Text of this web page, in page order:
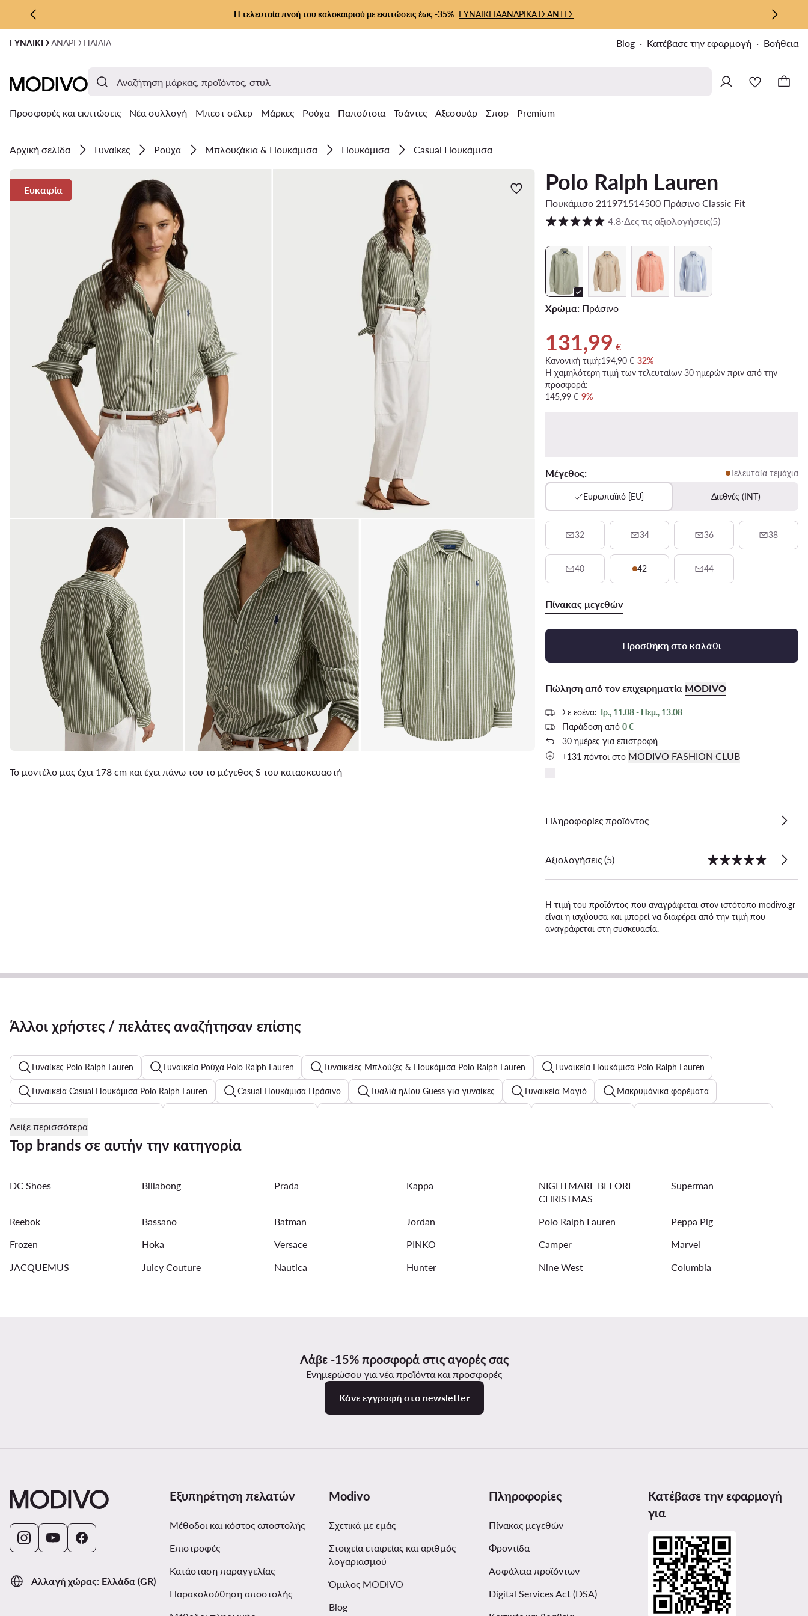
ΜΕΤΆΒΑΣΗ ΣΤΟ ΚΎΡΙΟ ΠΕΡΙΕΧΌΜΕΝΟ
ΜΕΤΆΒΑΣΗ ΣΤΗΝ ΑΝΑΖΉΤΗΣΗ
Η τελευταία πνοή του καλοκαιριού με εκπτώσεις έως -35% ΓΥΝΑΙΚΕΙΑΑΝΔΡΙΚΑΤΣΑΝΤΕΣ
ΓΥΝΑΊΚΕΣΑΝΔΡΕΣΠΑΙΔΙΑ Blog Κατέβασε την εφαρμογή Βοήθεια
Προσφορές και εκπτώσεις Νέα συλλογή Μπεστ σέλερ Μάρκες Ρούχα Παπούτσια Τσάντες Αξεσουάρ Σπορ Premium
Αρχική σελίδα Γυναίκες Ρούχα Μπλουζάκια & Πουκάμισα Πουκάμισα Casual Πουκάμισα
Το μοντέλο μας έχει 178 cm και έχει πάνω του το μέγεθος S του κατασκευαστή
Ευκαιρία Polo Ralph Lauren
Πουκάμισο 211971514500 Πράσινο Classic Fit
Βαθμολογία πελατών σε κλίμακα 1 έως 5
4.8⋅Δες τις αξιολογήσεις(5)
Χρώμα:Πράσινο
Τρέχουσα τιμή 131,99 €
131,99 €
Κανονική τιμή:194,90 €-32%
Η χαμηλότερη τιμή των τελευταίων 30 ημερών πριν από την
προσφορά:
145,99 €-9%
Μέγεθος: Τελευταία τεμάχια
Ευρωπαϊκό [EU] Διεθνές (INT)
32 34 36 38
40 42 44
Πίνακας μεγεθών
Προσθήκη στο καλάθι
Πώληση από τον επιχειρηματία MODIVO
Σε εσένα: Τρ., 11.08 - Πεμ., 13.08
Παράδοση από 0 €
30 ημέρες για επιστροφή
+131 πόντοι στο MODIVO FASHION CLUB
Πληροφορίες προϊόντος
Αξιολογήσεις (5)
Η τιμή του προϊόντος που αναγράφεται στον ιστότοπο modivo.gr
είναι η ισχύουσα και μπορεί να διαφέρει από την τιμή που
αναγράφεται στη συσκευασία.
Άλλοι χρήστες / πελάτες αναζήτησαν επίσης
Γυναίκες Polo Ralph Lauren Γυναικεία Ρούχα Polo Ralph Lauren Γυναικείες Μπλούζες & Πουκάμισα Polo Ralph Lauren Γυναικεία Πουκάμισα Polo Ralph Lauren
Γυναικεία Casual Πουκάμισα Polo Ralph Lauren Casual Πουκάμισα Πράσινο Γυαλιά ηλίου Guess για γυναίκες Γυναικεία Μαγιό Μακρυμάνικα φορέματα
Γυναικεία Καπέλα Snapback
Μπουφάν Calvin Klein για γυναίκες Ανδρικά Τζιν Slim Fit Calvin Klein Jeans Γυναικεία σορτς ποδηλασίας Γυναικεία Αθλητικά Σακίδια Πλάτης Reebok
Δείξε περισσότερα
Top brands σε αυτήν την κατηγορία
DC Shoes Billabong Prada Kappa
NIGHTMARE BEFORE
CHRISTMAS
Superman
Reebok Bassano Batman Jordan Polo Ralph Lauren
Peppa Pig
Frozen
Hoka Versace PINKO Camper
Marvel
JACQUEMUS
Juicy Couture Nautica Hunter Nine West Columbia
Λάβε -15% προσφορά στις αγορές σας
Ενημερώσου για νέα προϊόντα και προσφορές
Κάνε εγγραφή στο newsletter
Αλλαγή χώρας: Ελλάδα (GR)
Εξυπηρέτηση πελατών
Μέθοδοι και κόστος αποστολής
Επιστροφές
Κατάσταση παραγγελίας
Παρακολούθηση αποστολής
Modivo
Σχετικά με εμάς
Στοιχεία εταιρείας και αριθμός
λογαριασμού
Όμιλος MODIVO
Blog
Πληροφορίες
Πίνακας μεγεθών
Φροντίδα
Ασφάλεια προϊόντων
Digital Services Act (DSA)
Κατέβασε την εφαρμογή
για